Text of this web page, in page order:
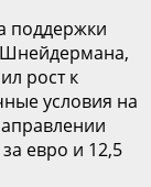
поддержки
Шнейдермана,
рост к
условия на
евро и 12,5